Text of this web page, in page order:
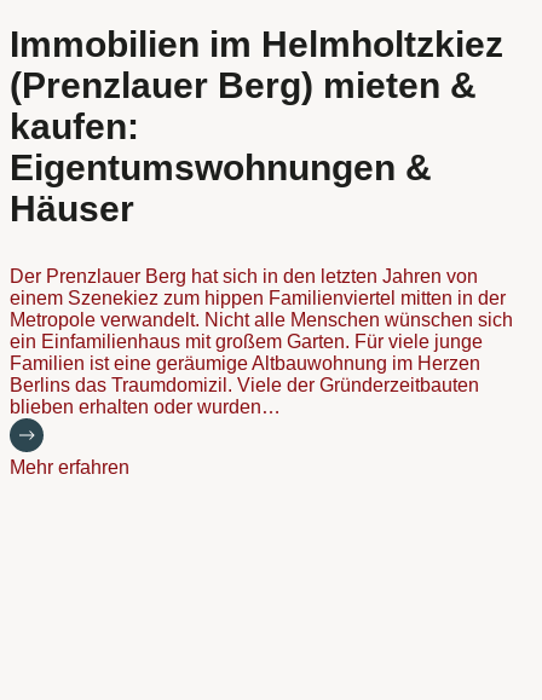
Immobilien im Helmholtzkiez
(Prenzlauer Berg) mieten &
kaufen:
Eigentumswohnungen &
Häuser
Der Prenzlauer Berg hat sich in den letzten Jahren von
einem Szenekiez zum hippen Familienviertel mitten in der
Metropole verwandelt. Nicht alle Menschen wünschen sich
ein Einfamilienhaus mit großem Garten. Für viele junge
Familien ist eine geräumige Altbauwohnung im Herzen
Berlins das Traumdomizil. Viele der Gründerzeitbauten
blieben erhalten oder wurden…
Mehr erfahren